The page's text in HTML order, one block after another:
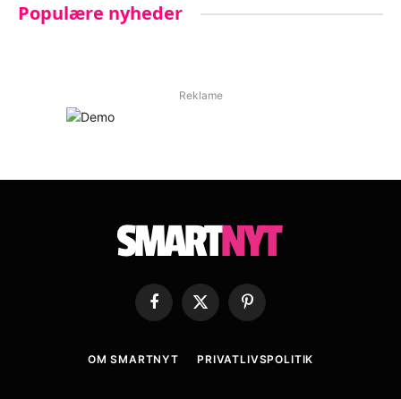
Populære nyheder
Reklame
Facebook
X
Pinterest
OM SMARTNYT PRIVATLIVSPOLITIK